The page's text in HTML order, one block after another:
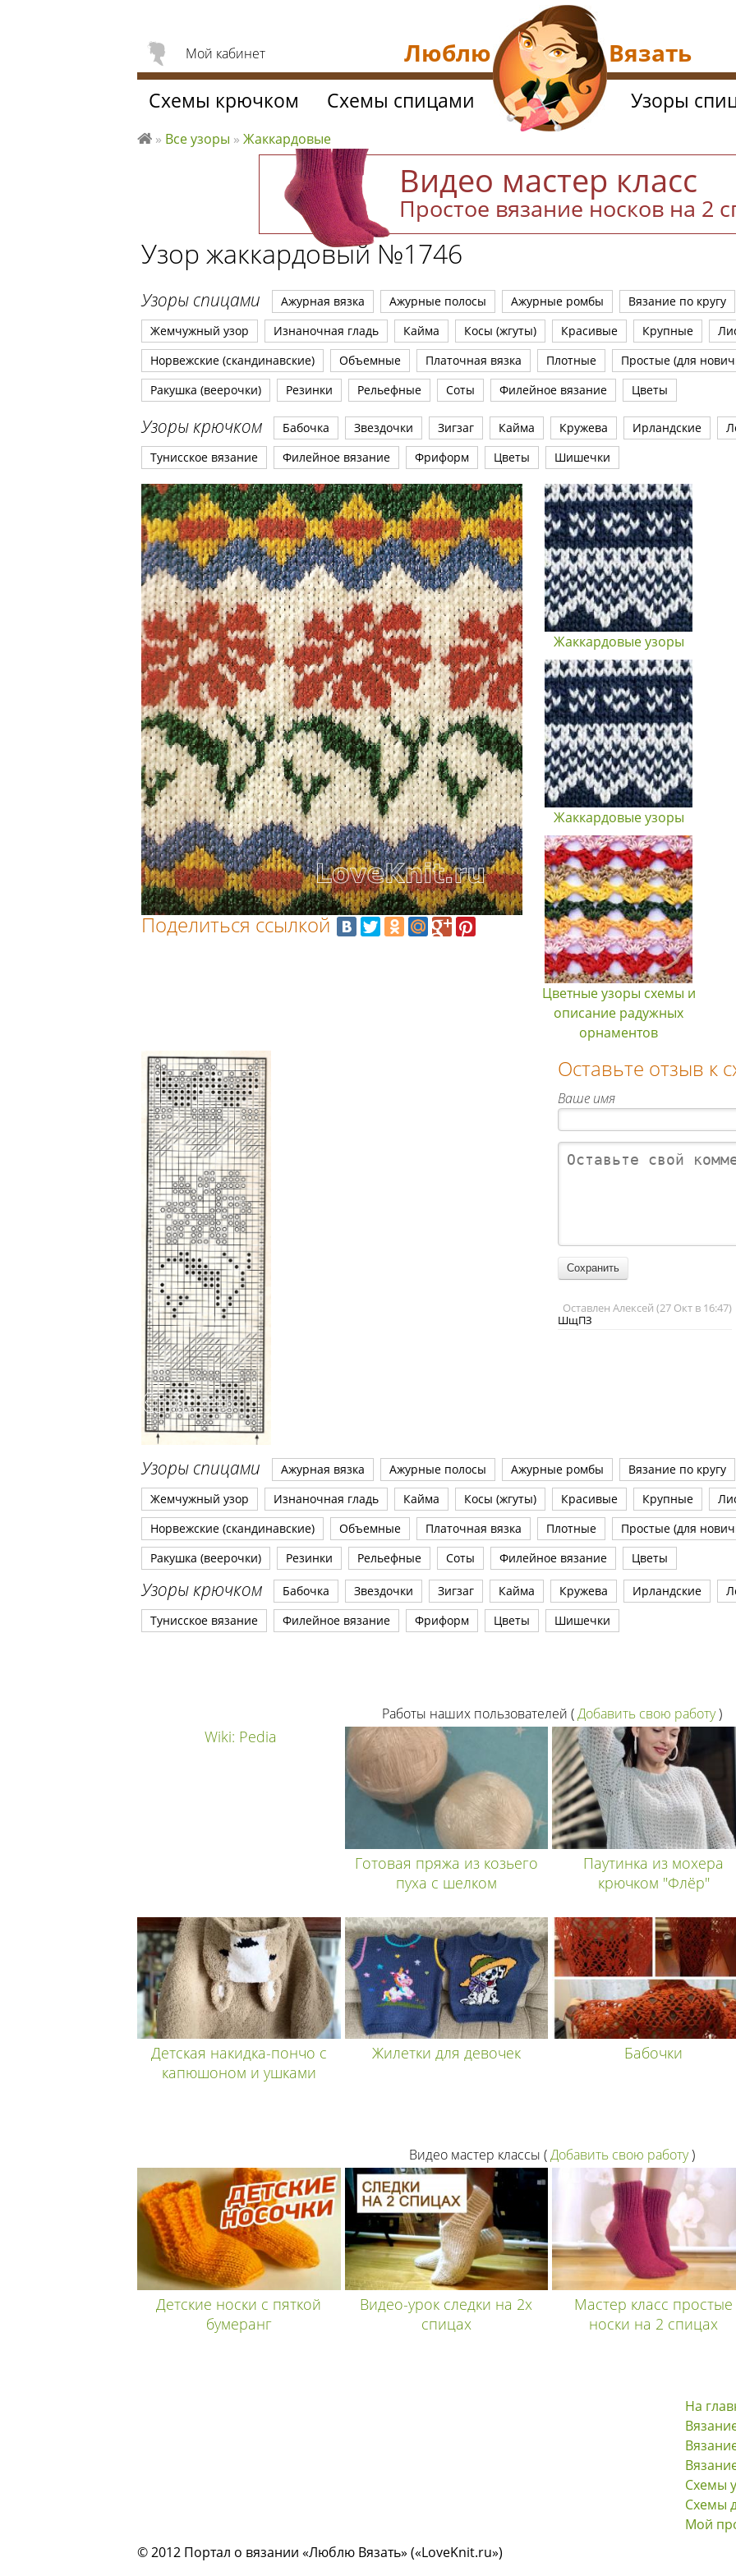
Видео мастер класс
Простое вязание носков на 2
Узор жаккардовый №1746
Узоры спицами Ажурная вязка Ажурные полосы Ажурные ромбы Вязание по кругу
Жемчужный узор
Изнаночная гладь Кайма Косы (жгуты) Красивые Крупные
Норвежские (скандинавские)
Объемные Платочная вязка Плотные Простые (для
Ракушка (веерочки)
Резинки Рельефные Соты Филейное вязание Цветы
Узоры крючком Бабочка Звездочки Зигзаг Кайма Кружева Ирландские
Тунисское вязание
Филейное вязание Фриформ Цветы Шишечки
Поделиться ссылкой
Жаккардовые узоры
Жаккардовые узоры
Цветные узоры схемы и
описание радужных
орнаментов
Оставьте отзыв к
Ваше имя
Оставлен Алексей (27 Окт в 16:47)
ШщПЗ
Узоры спицами Ажурная вязка Ажурные полосы Ажурные ромбы Вязание по кругу
Жемчужный узор
Изнаночная гладь Кайма Косы (жгуты) Красивые Крупные
Норвежские (скандинавские)
Объемные Платочная вязка Плотные Простые (для
Ракушка (веерочки)
Резинки Рельефные Соты Филейное вязание Цветы
Узоры крючком Бабочка Звездочки Зигзаг Кайма Кружева Ирландские
Тунисское вязание
Филейное вязание Фриформ Цветы Шишечки
Мой кабинет
Схемы крючком Схемы спицами Узоры
вя
ть
» Все узоры » Жаккардовые
Люблю Вязать
Работы наших пользователей (Добавить свою работу)
Wiki: Pedia
Готовая пряжа из козьего
пуха с шелком
Паутинка из мохера
крючком "Флёр"
Детская накидка-пончо с
капюшоном и ушками
Жилетки для девочек Бабочки
Видео мастер классы (Добавить свою работу)
Детские носки с пяткой
бумеранг
Видео-урок следки на 2х
спицах
Мастер класс простые
носки на 2 спицах
На
Схемы
Схемы
Мой
© 2012 Портал о вязании «Люблю Вязать» («LoveKnit.ru»)